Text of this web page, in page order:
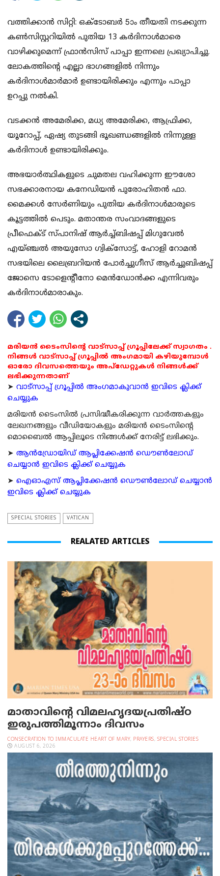
വത്തിക്കാന്‍ സിറ്റി: ഒക്ടോബര്‍ 5ാം തീയതി നടക്കുന്ന
കണ്‍സിസ്റ്ററിയില്‍ പുതിയ 13 കര്‍ദിനാള്‍മാരെ
വാഴിക്കുമെന്ന് ഫ്രാന്‍സിസ് പാപ്പാ ഇന്നലെ പ്രഖ്യാപിച്ചു.
ലോകത്തിന്റെ എല്ലാ ഭാഗങ്ങളില്‍ നിന്നും
കര്‍ദിനാള്‍മാര്‍മാര്‍ ഉണ്ടായിരിക്കും എന്നും പാപ്പാ
ഉറപ്പു നല്‍കി.
വടക്കന്‍ അമേരിക്ക, മധ്യ അമേരിക്ക, ആഫ്രിക്ക,
യൂറോപ്പ്, ഏഷ്യ തുടങ്ങി ഭൂഖണ്ഡങ്ങളില്‍ നിന്നുള്ള
കര്‍ദിനാള്‍ ഉണ്ടായിരിക്കും.
അഭയാര്‍ത്ഥികളുടെ ചുമതല വഹിക്കുന്ന ഈശോ
സഭക്കാരനായ കനേഡിയന്‍ പുരോഹിതന്‍ ഫാ.
മൈക്കള്‍ സേര്‍ണിയും പുതിയ കര്‍ദിനാള്‍മാരുടെ
കൂട്ടത്തില്‍ പെടും. മതാന്തര സംവാദങ്ങളുടെ
പ്രീഫെക്ട് സ്പാനിഷ് ആര്‍ച്ച്ബിഷപ്പ് മിഗുവേല്‍
എയ്ഞ്ചല്‍ അയുസോ ഗ്വിക്‌സോട്ട്, ഹോളി റോമന്‍
സഭയിലെ ലൈബ്രറിയന്‍ പോര്‍ച്ചുഗീസ് ആര്‍ച്ചുബിഷപ്പ്
ജോസെ ടോളെന്റീനോ മെന്‍ഡോന്‍ക്ക എന്നിവരും
കര്‍ദിനാള്‍മാരാകും.
മരിയൻ ടൈംസിന്റെ വാട്സാപ്പ് ഗ്രൂപ്പിലേക്ക് സ്വാഗതം .
നിങ്ങൾ വാട്സാപ്പ് ഗ്രൂപ്പിൽ അംഗമായി കഴിയുമ്പോൾ
ഓരോ ദിവസത്തെയും അപ്ഡേറ്റുകൾ നിങ്ങൾക്ക്
ലഭിക്കുന്നതാണ്
➤ വാട്സാപ്പ് ഗ്രൂപ്പിൽ അംഗമാകുവാൻ ഇവിടെ ക്ലിക്ക്
ചെയ്യുക
മരിയന്‍ ടൈംസില്‍ പ്രസിദ്ധീകരിക്കുന്ന വാര്‍ത്തകളും
ലേഖനങ്ങളും വീഡിയോകളും മരിയന്‍ ടൈംസിന്റെ
മൊബൈല്‍ ആപ്പിലൂടെ നിങ്ങള്‍ക്ക് നേരിട്ട് ലഭിക്കും.
➤ ആന്‍ഡ്രോയിഡ് ആപ്ലിക്കേഷന്‍ ഡൌണ്‍ലോഡ്
ചെയ്യാന്‍ ഇവിടെ ക്ലിക്ക് ചെയ്യുക
➤ ഐഓഎസ് ആപ്ലിക്കേഷന്‍ ഡൌണ്‍ലോഡ് ചെയ്യാന്‍
ഇവിടെ ക്ലിക്ക് ചെയ്യുക
SPECIAL STORIES VATICAN
REALATED ARTICLES
മാതാവിന്റെ വിമലഹൃദയപ്രതിഷ്ഠ
ഇരുപത്തിമൂന്നാം ദിവസം
CONSECRATION TO IMMACULATE HEART OF MARY, PRAYERS, SPECIAL STORIES
AUGUST 6, 2026